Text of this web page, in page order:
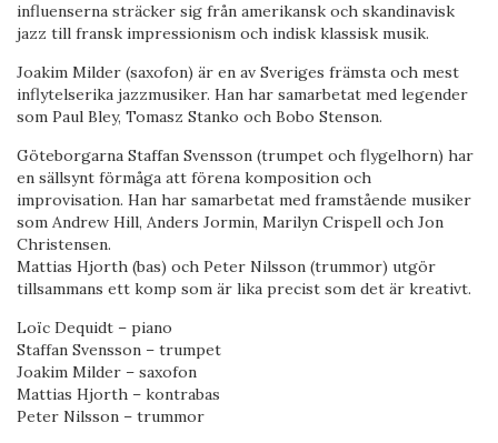
influenserna sträcker sig från amerikansk och skandinavisk
jazz till fransk impressionism och indisk klassisk musik.
Joakim Milder (saxofon) är en av Sveriges främsta och mest
inflytelserika jazzmusiker. Han har samarbetat med legender
som Paul Bley, Tomasz Stanko och Bobo Stenson.
Göteborgarna Staffan Svensson (trumpet och flygelhorn) har
en sällsynt förmåga att förena komposition och
improvisation. Han har samarbetat med framstående musiker
som Andrew Hill, Anders Jormin, Marilyn Crispell och Jon
Christensen.
Mattias Hjorth (bas) och Peter Nilsson (trummor) utgör
tillsammans ett komp som är lika precist som det är kreativt.
Loïc Dequidt – piano
Staffan Svensson – trumpet
Joakim Milder – saxofon
Mattias Hjorth – kontrabas
Peter Nilsson – trummor